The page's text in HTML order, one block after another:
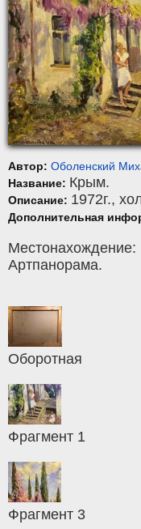
Автор: Оболенский
Название: Крым.
Описание: 1972г.,
Дополнительная
Местонахождение:
Артпанорама.
Оборотная
Фрагмент 1
Фрагмент 3